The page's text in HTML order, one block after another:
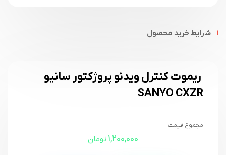
شرایط خرید محصول
ریموت کنترل ویدئو پروژکتور سانیو
SANYO CXZR
مجموع قیمت
1,200,000 تومان